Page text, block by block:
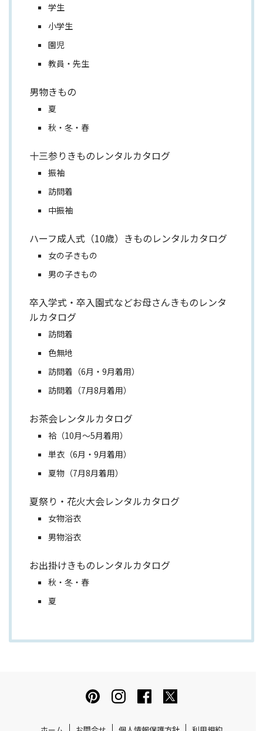
学生
小学生
園児
教員・先生
男物きもの
夏
秋・冬・春
十三参りきものレンタルカタログ
振袖
訪問着
中振袖
ハーフ成人式（10歳）きものレンタルカタログ
女の子きもの
男の子きもの
卒入学式・卒入園式などお母さんきものレンタ
ルカタログ
訪問着
色無地
訪問着（6月・9月着用）
訪問着（7月8月着用）
お茶会レンタルカタログ
袷（10月～5月着用）
単衣（6月・9月着用）
夏物（7月8月着用）
夏祭り・花火大会レンタルカタログ
女物浴衣
男物浴衣
お出掛けきものレンタルカタログ
秋・冬・春
夏